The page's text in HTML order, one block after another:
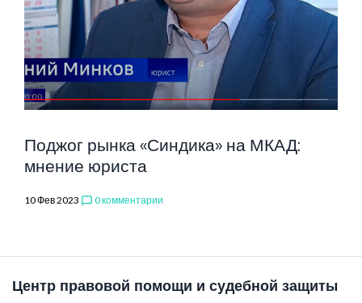
Поджог рынка «Синдика» на МКАД:
мнение юриста
10 Фев 2023 chat_bubble_outline 0 комментарии
Центр правовой помощи и судебной защиты